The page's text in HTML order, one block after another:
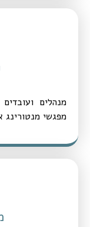
מנהלים
מפגשי מנטורינג